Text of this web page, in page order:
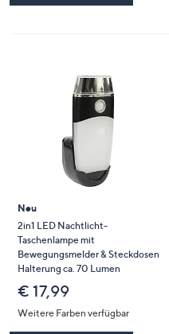
Neu
2in1 LED Nachtlicht-
Taschenlampe mit
Bewegungsmelder & Steckdosen
Halterung ca. 70 Lumen
€ 17,99
Weitere Farben verfügbar